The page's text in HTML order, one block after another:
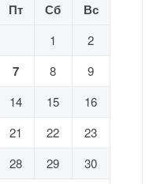
Пт Сб Вс
1
2
7 8
9
14 15
16
21 22
23
28 29
30